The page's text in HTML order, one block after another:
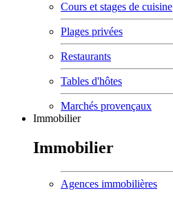
Cours et stages de cuisine
Plages privées
Restaurants
Tables d'hôtes
Marchés provençaux
Immobilier
Immobilier
Agences immobilières